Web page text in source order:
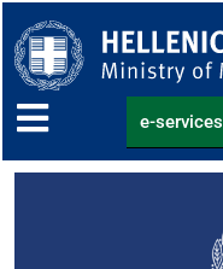
to
content
e-services